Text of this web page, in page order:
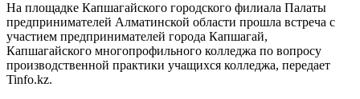
На площадке Капшагайского городского филиала Палаты
предпринимателей Алматинской области прошла встреча с
участием предпринимателей города Капшагай,
Капшагайского многопрофильного колледжа по вопросу
производственной практики учащихся колледжа, передает
Tinfo.kz.